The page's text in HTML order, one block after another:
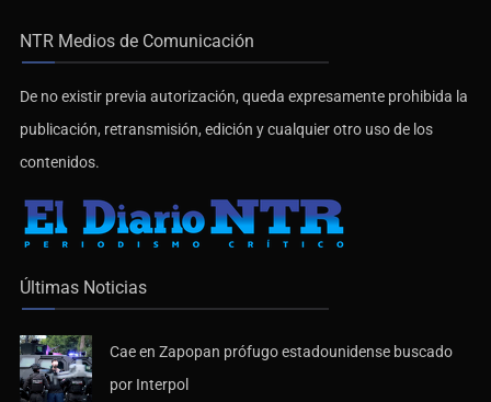
NTR Medios de Comunicación
De no existir previa autorización, queda expresamente prohibida la
publicación, retransmisión, edición y cualquier otro uso de los
contenidos.
Últimas Noticias
Cae en Zapopan prófugo estadounidense buscado
por Interpol